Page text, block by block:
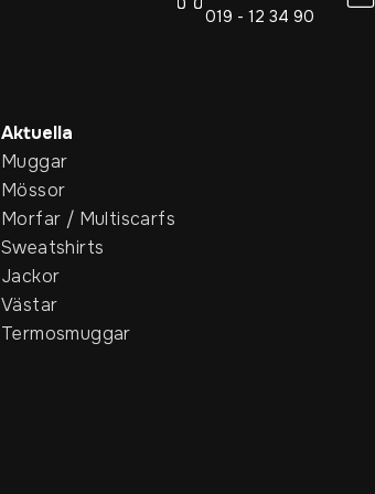
019 - 12 34 90
Aktuella
Muggar
Mössor
Morfar / Multiscarfs
Sweatshirts
Jackor
Västar
Termosmuggar